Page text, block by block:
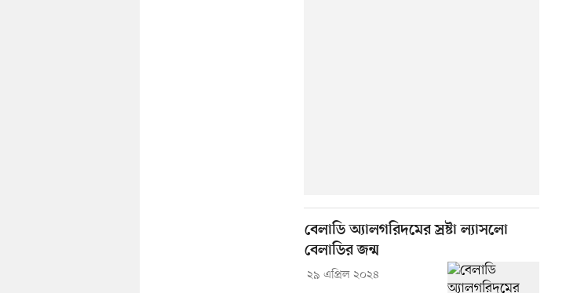
বেলাডি অ্যালগরিদমের স্রষ্টা ল্যাসলো
বেলাডির জন্ম
২৯ এপ্রিল ২০২৪